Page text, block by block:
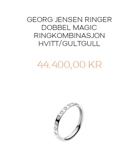
GEORG JENSEN RINGER
DOBBEL MAGIC
RINGKOMBINASJON
HVITT/GULTGULL
44.400,00 KR